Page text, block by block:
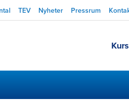
TEV Nyheter Pressrum